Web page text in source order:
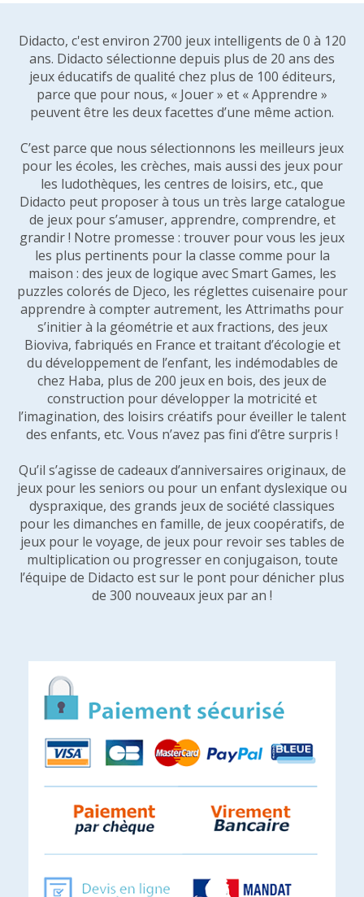
Didacto, c'est environ 2700 jeux intelligents de 0 à 120
ans. Didacto sélectionne depuis plus de 20 ans des
jeux éducatifs de qualité chez plus de 100 éditeurs,
parce que pour nous, « Jouer » et « Apprendre »
peuvent être les deux facettes d’une même action.
C’est parce que nous sélectionnons les meilleurs jeux
pour les écoles, les crèches, mais aussi des jeux pour
les ludothèques, les centres de loisirs, etc., que
Didacto peut proposer à tous un très large catalogue
de jeux pour s’amuser, apprendre, comprendre, et
grandir ! Notre promesse : trouver pour vous les jeux
les plus pertinents pour la classe comme pour la
maison : des jeux de logique avec Smart Games, les
puzzles colorés de Djeco, les réglettes cuisenaire pour
apprendre à compter autrement, les Attrimaths pour
s’initier à la géométrie et aux fractions, des jeux
Bioviva, fabriqués en France et traitant d’écologie et
du développement de l’enfant, les indémodables de
chez Haba, plus de 200 jeux en bois, des jeux de
construction pour développer la motricité et
l’imagination, des loisirs créatifs pour éveiller le talent
des enfants, etc. Vous n’avez pas fini d’être surpris !
Qu’il s’agisse de cadeaux d’anniversaires originaux, de
jeux pour les seniors ou pour un enfant dyslexique ou
dyspraxique, des grands jeux de société classiques
pour les dimanches en famille, de jeux coopératifs, de
jeux pour le voyage, de jeux pour revoir ses tables de
multiplication ou progresser en conjugaison, toute
l’équipe de Didacto est sur le pont pour dénicher plus
de 300 nouveaux jeux par an !